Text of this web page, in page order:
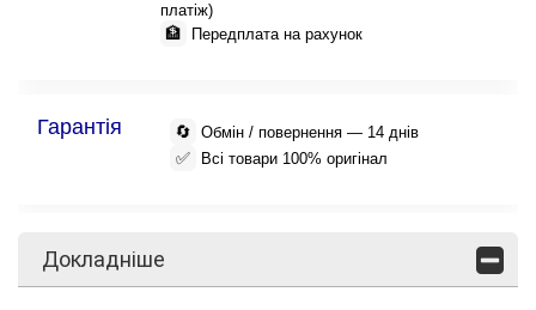
платіж)
🏦 Передплата на рахунок
Гарантія 🔄 Обмін / повернення — 14 днів
✅ Всі товари 100% оригінал
Докладніше